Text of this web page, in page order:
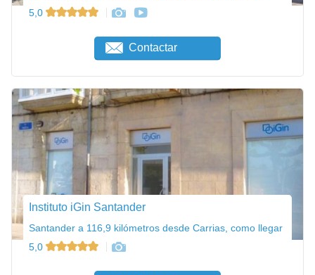
5,0
Contactar
Instituto iGin Santander
Santander a 116,9 kilómetros desde Carrias, como llegar
5,0